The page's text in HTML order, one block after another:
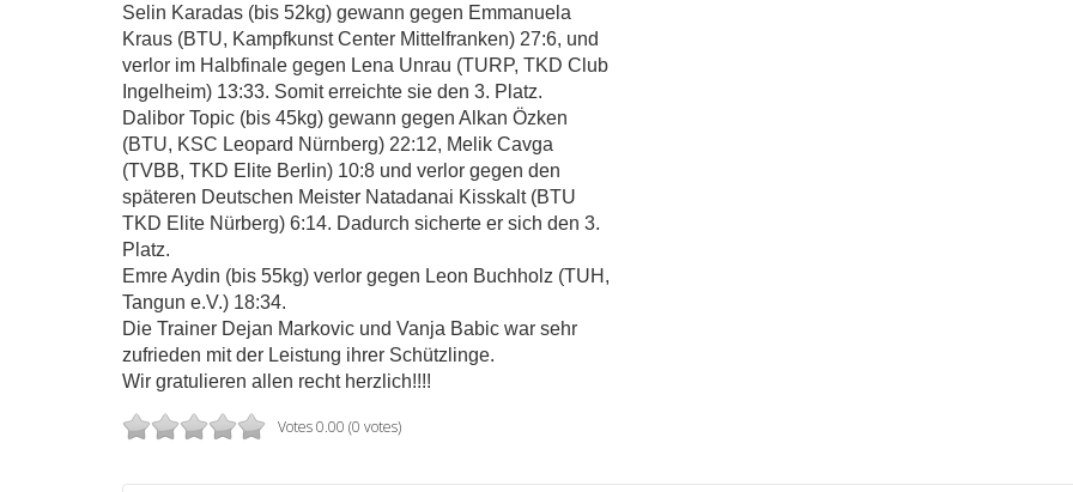
Selin Karadas (bis 52kg) gewann gegen Emmanuela
Kraus (BTU, Kampfkunst Center Mittelfranken) 27:6, und
verlor im Halbfinale gegen Lena Unrau (TURP, TKD Club
Ingelheim) 13:33. Somit erreichte sie den 3. Platz.
Dalibor Topic (bis 45kg) gewann gegen Alkan Özken
(BTU, KSC Leopard Nürnberg) 22:12, Melik Cavga
(TVBB, TKD Elite Berlin) 10:8 und verlor gegen den
späteren Deutschen Meister Natadanai Kisskalt (BTU
TKD Elite Nürberg) 6:14. Dadurch sicherte er sich den 3.
Platz.
Emre Aydin (bis 55kg) verlor gegen Leon Buchholz (TUH,
Tangun e.V.) 18:34.
Die Trainer Dejan Markovic und Vanja Babic war sehr
zufrieden mit der Leistung ihrer Schützlinge.
Wir gratulieren allen recht herzlich!!!!
Votes 0.00 (0 votes)